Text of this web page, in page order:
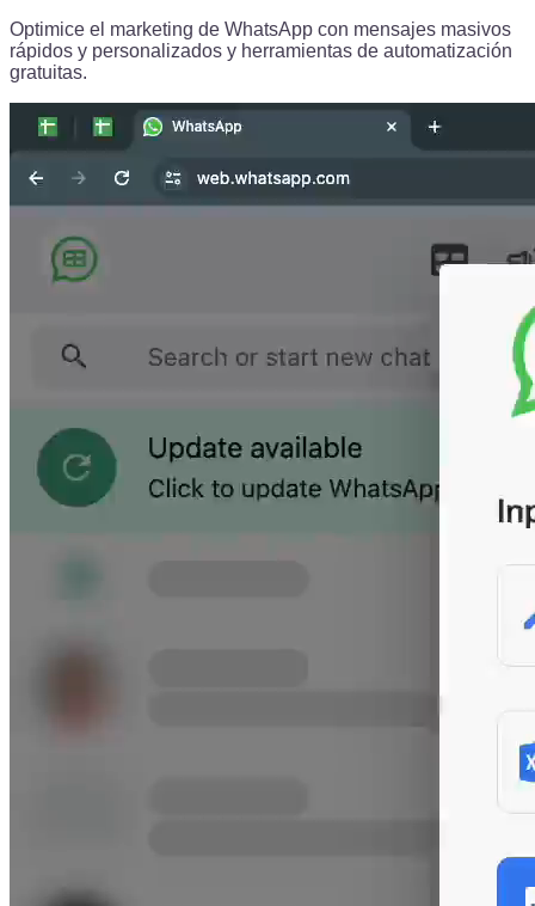
Optimice el marketing de WhatsApp con mensajes masivos
rápidos y personalizados y herramientas de automatización
gratuitas.